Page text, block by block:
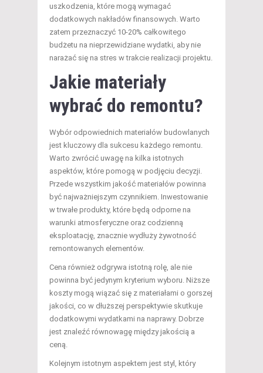
uszkodzenia, które mogą wymagać
dodatkowych nakładów finansowych. Warto
zatem przeznaczyć 10-20% całkowitego
budżetu na nieprzewidziane wydatki, aby nie
narażać się na stres w trakcie realizacji projektu.
Jakie materiały
wybrać do remontu?
Wybór odpowiednich materiałów budowlanych
jest kluczowy dla sukcesu każdego remontu.
Warto zwrócić uwagę na kilka istotnych
aspektów, które pomogą w podjęciu decyzji.
Przede wszystkim jakość materiałów powinna
być najważniejszym czynnikiem. Inwestowanie
w trwałe produkty, które będą odporne na
warunki atmosferyczne oraz codzienną
eksploatację, znacznie wydłuży żywotność
remontowanych elementów.
Cena również odgrywa istotną rolę, ale nie
powinna być jedynym kryterium wyboru. Niższe
koszty mogą wiązać się z materiałami o gorszej
jakości, co w dłuższej perspektywie skutkuje
dodatkowymi wydatkami na naprawy. Dobrze
jest znaleźć równowagę między jakością a
ceną.
Kolejnym istotnym aspektem jest styl, który